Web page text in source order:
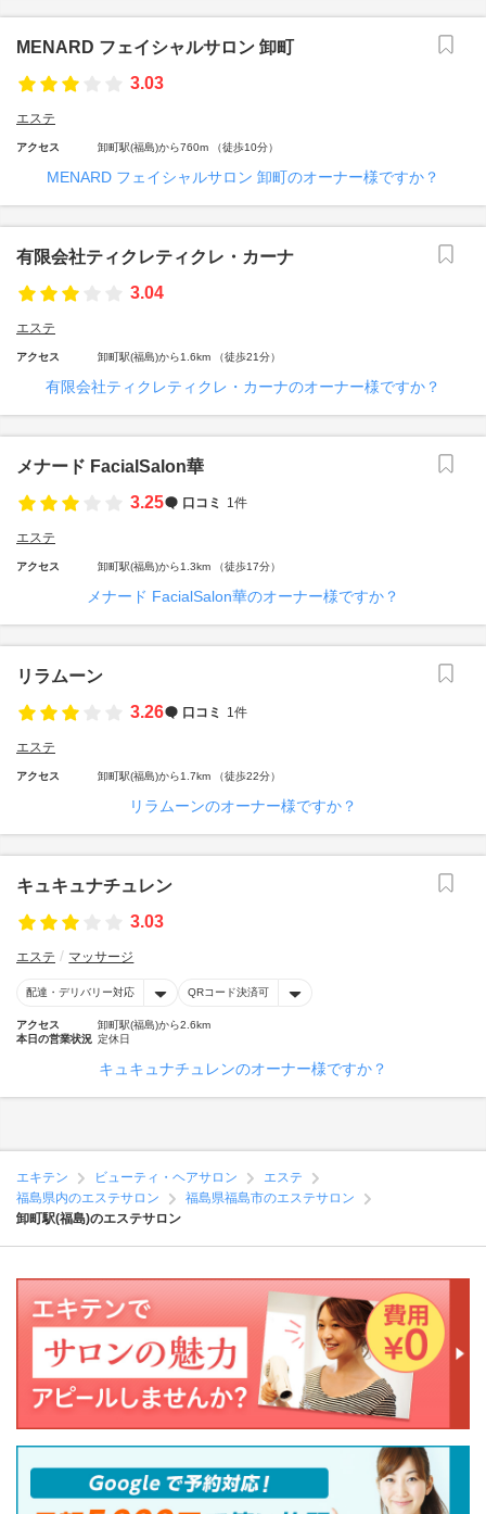
MENARD フェイシャルサロン 卸町
3.03
エステ
アクセス 卸町駅(福島)から760m （徒歩10分）
MENARD フェイシャルサロン 卸町のオーナー様ですか？
有限会社ティクレティクレ・カーナ
3.04
エステ
アクセス 卸町駅(福島)から1.6km （徒歩21分）
有限会社ティクレティクレ・カーナのオーナー様ですか？
メナード FacialSalon華
3.25
口コミ 1件
エステ
アクセス 卸町駅(福島)から1.3km （徒歩17分）
メナード FacialSalon華のオーナー様ですか？
リラムーン
3.26
口コミ 1件
エステ
アクセス 卸町駅(福島)から1.7km （徒歩22分）
リラムーンのオーナー様ですか？
キュキュナチュレン
3.03
エステ マッサージ
配達・デリバリー対応 QRコード決済可
アクセス
卸町駅(福島)から2.6km
本日の営業状況 定休日
キュキュナチュレンのオーナー様ですか？
エキテン ビューティ・ヘアサロン
エステ
福島県内のエステサロン
福島県福島市のエステサロン
卸町駅(福島)のエステサロン